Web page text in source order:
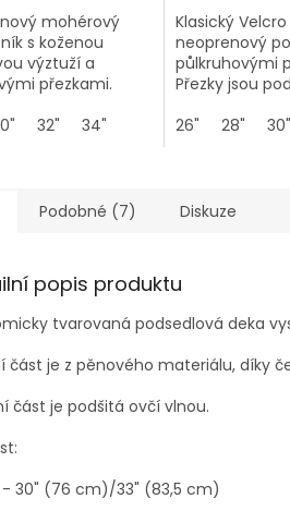
mohérový
s koženou
výztuží a
přezkami.
32" 34"
Klasický Velcro
neoprenový
půlkruhovými
Přezky jsou
zabráněno
26" 28" 30"
Podobné (7) Diskuze
popis produktu
tvarovaná podsedlová deka
část je z pěnového materiálu, díky
část je podšitá ovčí vlnou.
- 30" (76 cm)/33" (83,5 cm)